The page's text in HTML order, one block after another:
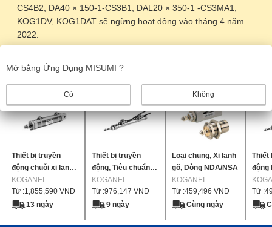
CS4B2, DA40 × 150-1-CS3B1, DAL20 × 350-1 -CS3MA1,
KOG1DV, KOG1DAT sẽ ngừng hoạt động vào tháng 4 năm
2022.
Sản phẩm giống nhau
Thiết bị truyền
động chuỗi xi lanh
sáng xi lanh tốc độ
thấp
KOGANEI
Từ :1,855,590 VND
13 ngày
Thiết bị truyền
động, Tiêu chuẩn,
Dòng xi lanh bút,
Thanh đơn / Thanh
đôi
KOGANEI
Từ :976,147 VND
9 ngày
Loại chung, Xi lanh
gõ, Dòng NDA/NSA
KOGANEI
Từ :459,496 VND
Cùng ngày
Thiết
động
lanh
Từ :
Mở bằng Ứng Dụng MISUMI ?
Có Không